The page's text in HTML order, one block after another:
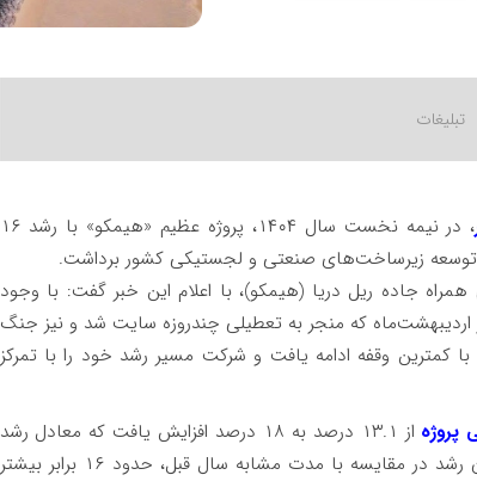
، در نیمه نخست سال ۱۴۰۴، پروژه عظیم «هیمکو» با رشد ۱۶
توسعه زیرساخت‌های صنعتی و لجستیکی کشور برداشت.
جاده ریل دریا (هیمکو)، با اعلام این خبر گفت: با وجود
که منجر به تعطیلی چندروزه سایت شد و نیز جنگ
پروژه با کمترین وقفه ادامه یافت و شرکت مسیر رشد خود را با تمرکز
پروژه
از ۱۳.۱ درصد به ۱۸ درصد افزایش یافت که معادل رشد
۴.۸ واحد درصدی در شش ماه نخست است. این میزان رشد در مقایسه با مدت مشابه سال قبل، حدود ۱۶ برابر بیشتر